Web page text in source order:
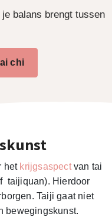
balans brengt tussen
chi
hetkrijgsaspectvan tai
taijiquan). Hierdoor
Taiji gaat niet
bewegingskunst.